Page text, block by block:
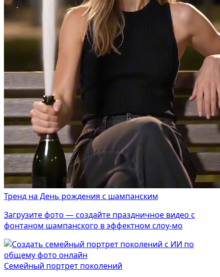
Тренд на День рождения с шампанским
Загрузите фото — создайте праздничное видео с
фонтаном шампанского в эффектном слоу-мо
Семейный портрет поколений